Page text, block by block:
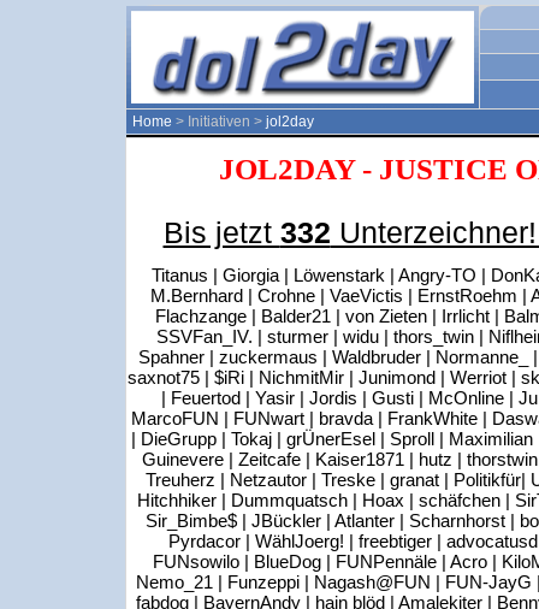
Home > Initiativen > jol2day
JOL2DAY - JUSTICE
Bis jetzt 332
Titanus | Giorgia | Löwenstark | Angry-TO |
M.Bernhard | Crohne | VaeVictis | ErnstRoehm |
Flachzange | Balder21 | von Zieten | Irrlicht |
SSVFan_IV. | sturmer | widu | thors_twin |
Spahner | zuckermaus | Waldbruder |
saxnot75 | $iRi | NichmitMir | Junimond | Werriot |
| Feuertod | Yasir | Jordis | Gusti | McOnline |
MarcoFUN | FUNwart | bravda | FrankWhite |
| DieGrupp | Tokaj | grÜnerEsel | Sproll |
Guinevere | Zeitcafe | Kaiser1871 | hutz |
Treuherz | Netzautor | Treske | granat | Politikfür|
Hitchhiker | Dummquatsch | Hoax | schäfchen |
Sir_Bimbe$ | JBückler | Atlanter | Scharnhorst |
Pyrdacor | WählJoerg! | freebtiger |
FUNsowilo | BlueDog | FUNPennäle | Acro |
Nemo_21 | Funzeppi | Nagash@FUN | FUN-
fabdog | BayernAndy | hain blöd | Amalekiter |